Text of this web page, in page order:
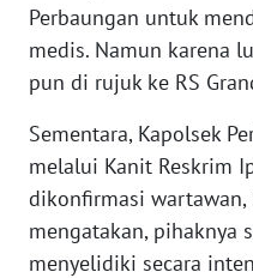
Perbaungan untuk
medis. Namun karena
pun di rujuk ke RS
Sementara, Kapolsek
melalui Kanit Reskrim
dikonfirmasi
mengatakan, pihaknya
menyelidiki secara
WN
SULBAR
WN
SUMBAR